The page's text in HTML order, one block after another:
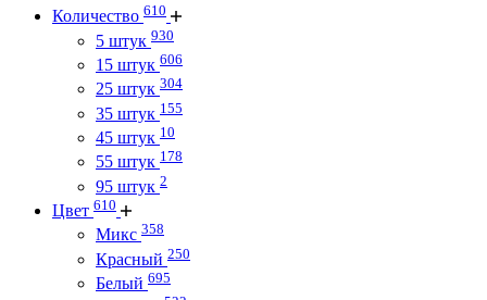
Количество 610
5 штук 930
15 штук 606
25 штук 304
35 штук 155
45 штук 10
55 штук 178
95 штук 2
Цвет 610
Микс 358
Красный 250
Белый 695